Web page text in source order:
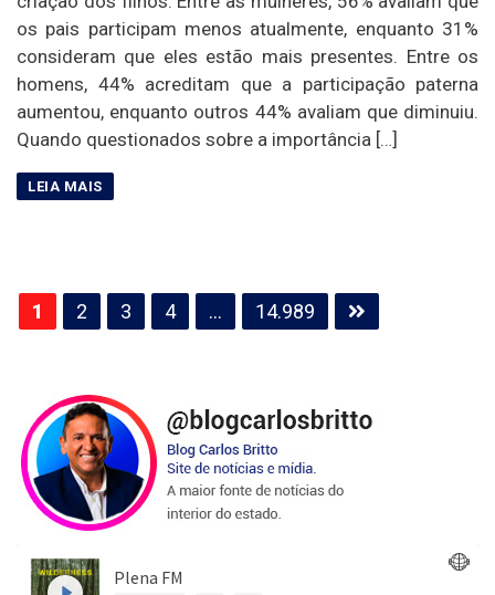
os pais participam menos atualmente, enquanto 31%
consideram que eles estão mais presentes. Entre os
homens, 44% acreditam que a participação paterna
aumentou, enquanto outros 44% avaliam que diminuiu.
Quando questionados sobre a importância […]
Paginação
de
1 2 3 4 … 14.989